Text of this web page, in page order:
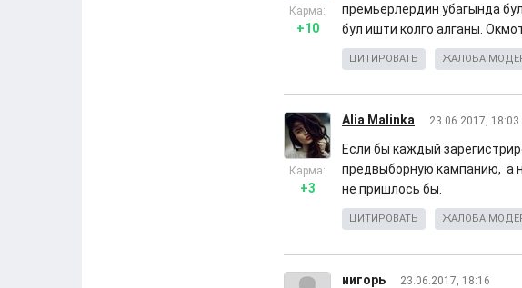
Карма:
+10
премьерлердин убагында
бул ишти колго алганы.
ЦИТИРОВАТЬ ЖАЛОБА
Alia Malinka 23.06.2017, 18:03
Карма:
+3
Если бы каждый
предвыборную кампанию, а
не пришлось бы.
ЦИТИРОВАТЬ ЖАЛОБА
иигорь 23.06.2017, 18:16